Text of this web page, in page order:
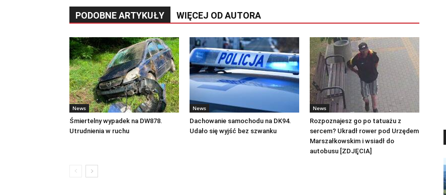
PODOBNE ARTYKUŁY WIĘCEJ OD AUTORA
News
Śmiertelny wypadek na DW878.
Utrudnienia w ruchu
News
Dachowanie samochodu na DK94.
Udało się wyjść bez szwanku
News
Rozpoznajesz go po tatuażu z
sercem? Ukradł rower pod Urzędem
Marszałkowskim i wsiadł do
autobusu [ZDJĘCIA]